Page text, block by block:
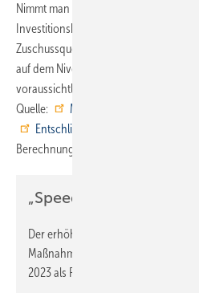
Nimmt man bei der Modernisierung mit
Investitionskosten von 28 000 Euro
Zuschussquoten 55 und 60 % bei 12
auf dem Niveau, das zurzeit für eine
voraussichtlich deutlich höheren
Quelle:
Maßnahmenpaket der
Entschließung auf Bundestags-
Berechnungen / jv
„Speed-Bonus“
Der erhöhte Speed-Bonus als Teil
Maßnahmenpaket der
2023 als Paket-Punkt 11 ankündigt: